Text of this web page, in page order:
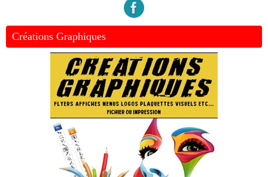
Créations Graphiques